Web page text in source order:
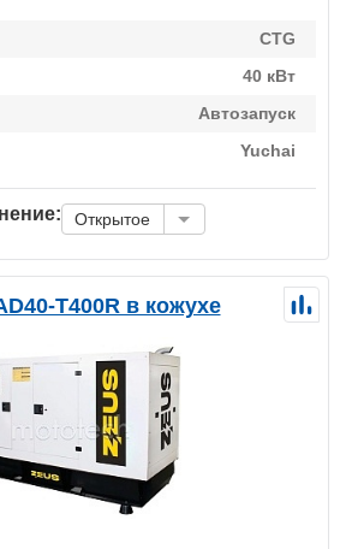
CTG
40 кВт
Автозапуск
Yuchai
Открытое
T400R в кожухе